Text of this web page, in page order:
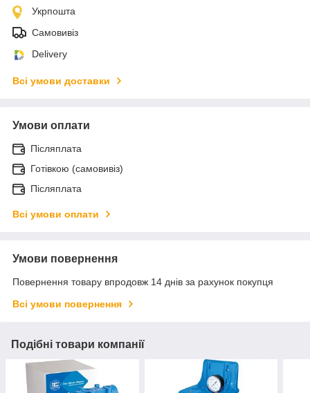
Укрпошта
Самовивіз
Delivery
Всі умови доставки
Умови оплати
Післяплата
Готівкою (самовивіз)
Післяплата
Всі умови оплати
Умови повернення
Повернення товару впродовж 14 днів за рахунок покупця
Всі умови повернення
Подібні товари компанії